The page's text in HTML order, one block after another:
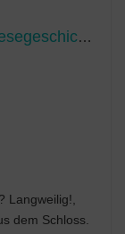
Leserabe Sonderausgaben - Erstlesegeschichten für Mädchen in der 1. Klasse
Langweilig!,
dem Schloss.